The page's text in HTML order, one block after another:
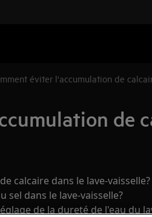
éviter l'accumulation de
de
calcaire dans le lave-vaisselle?
sel dans le lave-vaisselle?
de la dureté de l'eau du